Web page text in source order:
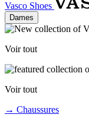
Vasco Shoes
Dames
Voir tout
Voir tout
→ Chaussures